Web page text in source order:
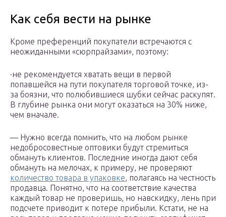
Как себя вести на рынке
Кроме преференций покупатели встречаются с
неожиданными «сюрпрайзами», поэтому:
·не рекомендуется хватать вещи в первой
попавшейся на пути покупателя торговой точке, из-
за боязни, что полюбившиеся шубки сейчас раскупят.
В глубине рынка они могут оказаться на 30% ниже,
чем вначале.
— Нужно всегда помнить, что на любом рынке
недобросовестные оптовики будут стремиться
обмануть клиентов. Последние иногда дают себя
обмануть на мелочах, к примеру, не проверяют
количество товара в упаковке, полагаясь на честность
продавца. Понятно, что на соответствие качества
каждый товар не проверишь, но навскидку, лень при
подсчете приводит к потере прибыли. Кстати, не на